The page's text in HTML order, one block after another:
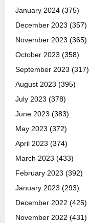
January 2024 (375)
December 2023 (357)
November 2023 (365)
October 2023 (358)
September 2023 (317)
August 2023 (395)
July 2023 (378)
June 2023 (383)
May 2023 (372)
April 2023 (374)
March 2023 (433)
February 2023 (392)
January 2023 (293)
December 2022 (425)
November 2022 (431)